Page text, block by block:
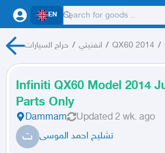
EN
حراج السيارات / انفنيتي / QX60 2014 /
Infiniti QX60 Model 2014
Parts Only
Dammam Updated 2 wk. ago
ت تشليح احمد الموسى